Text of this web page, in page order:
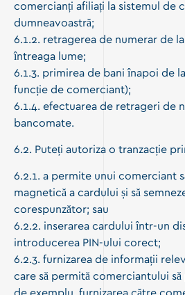
comercianți afiliați la sistemul de
dumneavoastră;
6.1.2. retragerea de numerar de
întreaga lume;
6.1.3. primirea de bani înapoi de
funcție de comerciant);
6.1.4. efectuarea de retrageri de
bancomate.
6.2. Puteți autoriza o tranzacție
6.2.1. a permite unui comerciant
magnetică a cardului și să
corespunzător; sau
6.2.2. inserarea cardului într-un
introducerea PIN-ului corect;
6.2.3. furnizarea de informații
care să permită comerciantului să